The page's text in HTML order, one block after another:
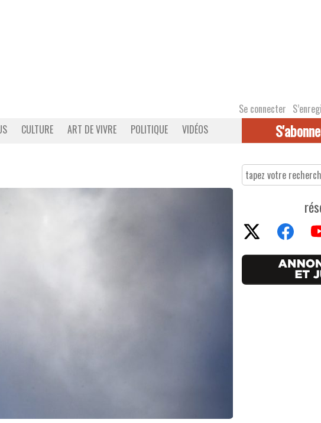
Se connecter
CULTURE ART DE VIVRE POLITIQUE VIDÉOS